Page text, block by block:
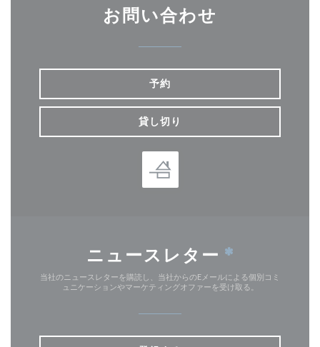
お問い合わせ
予約
貸し切り
ニュースレター *
当社のニュースレターを購読し、当社からのEメールによる個別コミ
ュニケーションやマーケティングオファーを受け取る。